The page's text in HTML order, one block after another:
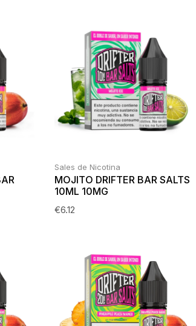
Sales de Nicotina
MOJITO DRIFTER BAR SALTS
10ML 10MG
€6.12